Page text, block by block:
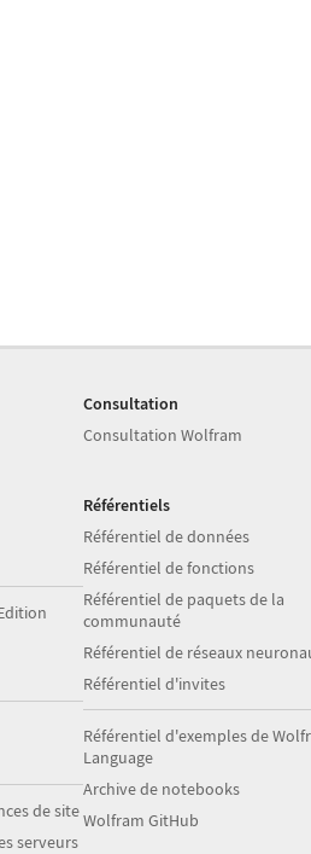
de site
serveurs
Consultation
Consultation Wolfram
Référentiels
Référentiel de données
Référentiel de fonctions
Référentiel de paquets de la
communauté
Référentiel de réseaux
Référentiel d'invites
Référentiel d'exemples de
Language
Archive de notebooks
Wolfram GitHub